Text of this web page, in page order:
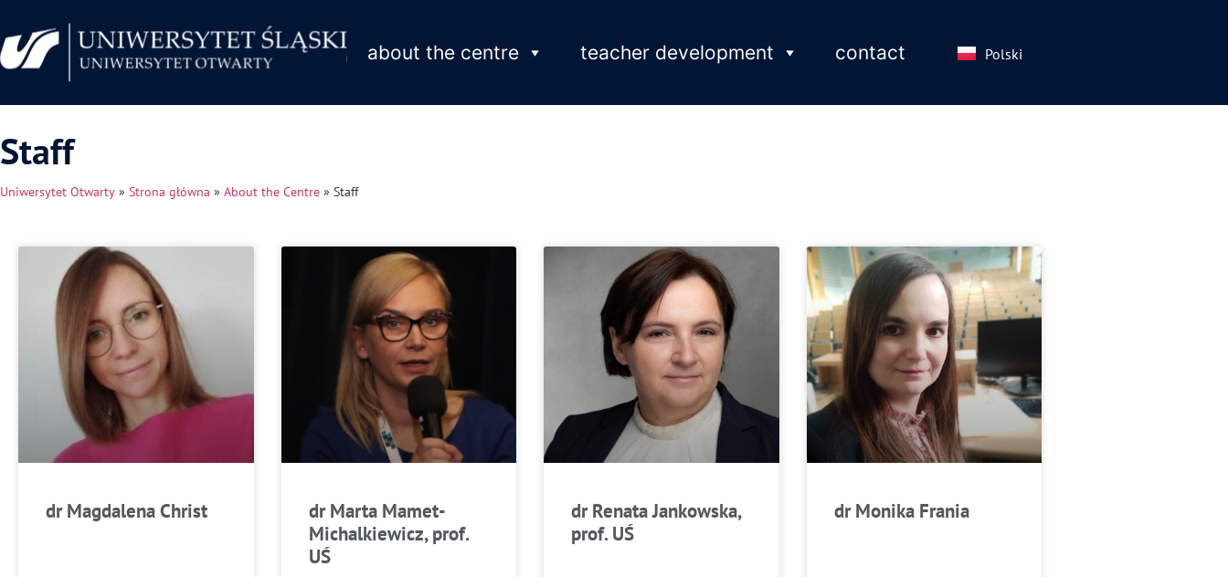
about the centre teacher development contact Polski
Staff
Uniwersytet Otwarty » Strona główna » About the Centre » Staff
dr Magdalena Christ
dr Marta Mamet-
Michalkiewicz, prof.
UŚ
dr Renata Jankowska,
prof. UŚ
dr Monika Frania